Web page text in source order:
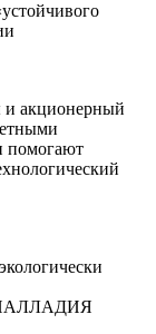
и акционерный
помогают